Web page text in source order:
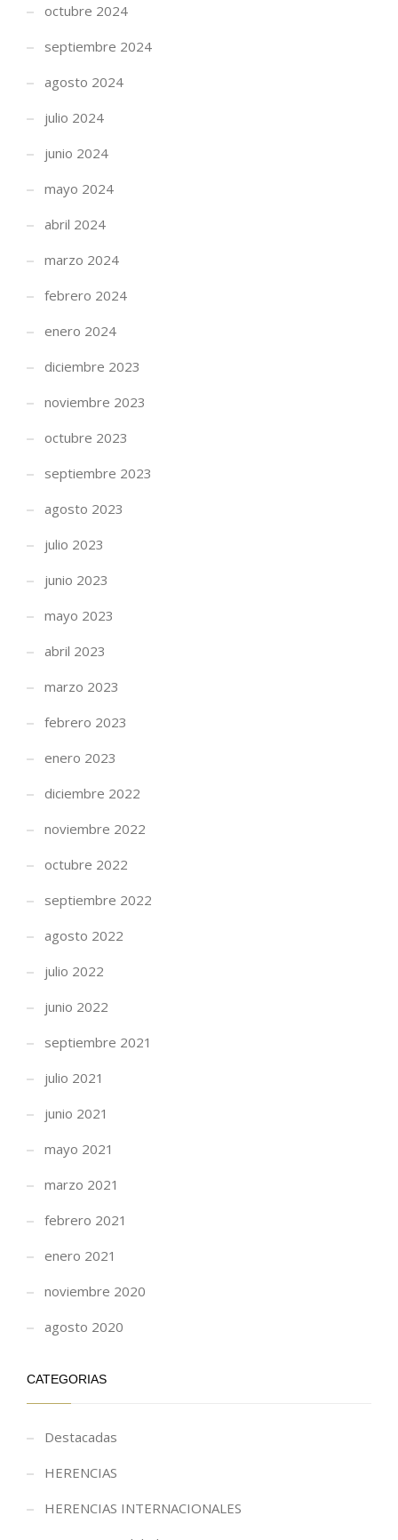
octubre 2024
septiembre 2024
agosto 2024
julio 2024
junio 2024
mayo 2024
abril 2024
marzo 2024
febrero 2024
enero 2024
diciembre 2023
noviembre 2023
octubre 2023
septiembre 2023
agosto 2023
julio 2023
junio 2023
mayo 2023
abril 2023
marzo 2023
febrero 2023
enero 2023
diciembre 2022
noviembre 2022
octubre 2022
septiembre 2022
agosto 2022
julio 2022
junio 2022
septiembre 2021
julio 2021
junio 2021
mayo 2021
marzo 2021
febrero 2021
enero 2021
noviembre 2020
agosto 2020
CATEGORIAS
Destacadas
HERENCIAS
HERENCIAS INTERNACIONALES